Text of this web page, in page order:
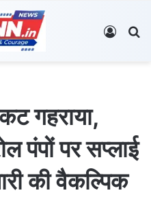
Log In
गहराया,
पंपों पर सप्लाई
की वैकल्पिक